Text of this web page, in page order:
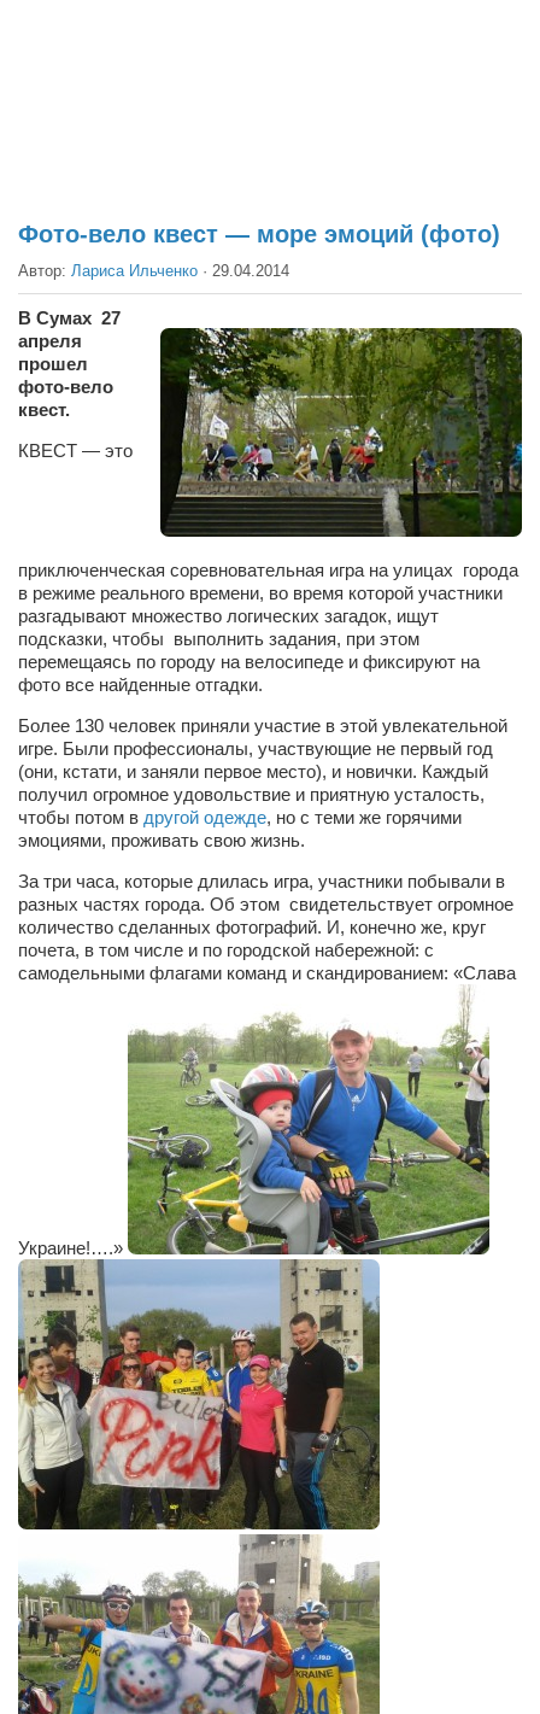
Выборы
Традиции
Опросы
Здоровый образ жизни
Активный отдых
Курьезы
Досье
Арт-менеджеры
Лариса Ильченко
Орест Коваль
Тамара Кубракова
Елена Мельник
Вера Паненко
Семён Салатенко
Валентин Бурый
Артём Мяус
Александра Сокол
Владимир Айзенберг
Ольга Козаченко
Оксана Скоробагатская
Александра Скорук
Евгений Полюхович
Ольга Чикина
Бизнес-партнёры
Врач психиатр–нарколог Анплеев А.Б.
Косметологическое отделение КП Сумская
городская клиническая больница №4
Оптика — Медтехника
Фото-вело квест — море эмоций (фото)
Автор: Лариса Ильченко · 29.04.2014
В Сумах 27
апреля
прошел
фото-вело
квест.
КВЕСТ — это
приключенческая соревновательная игра на улицах города
в режиме реального времени, во время которой участники
разгадывают множество логических загадок, ищут
подсказки, чтобы выполнить задания, при этом
перемещаясь по городу на велосипеде и фиксируют на
фото все найденные отгадки.
Более 130 человек приняли участие в этой увлекательной
игре. Были профессионалы, участвующие не первый год
(они, кстати, и заняли первое место), и новички. Каждый
получил огромное удовольствие и приятную усталость,
чтобы потом в другой одежде, но с теми же горячими
эмоциями, проживать свою жизнь.
За три часа, которые длилась игра, участники побывали в
разных частях города. Об этом свидетельствует огромное
количество сделанных фотографий. И, конечно же, круг
почета, в том числе и по городской набережной: с
самодельными флагами команд и скандированием: «Слава
Украине!….»